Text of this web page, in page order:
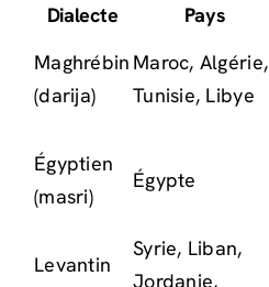
Dialecte Pays
Maghrébin
(darija)
Maroc, Algérie,
Tunisie, Libye
Égyptien
(masri)
Égypte
Levantin
Syrie, Liban,
Jordanie,